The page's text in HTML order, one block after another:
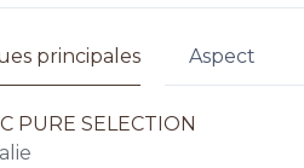
principales Aspect
PURE SELECTION